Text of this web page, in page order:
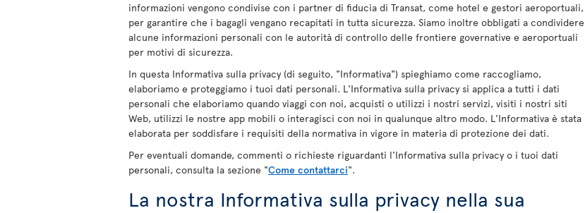
informazioni vengono condivise con i partner di fiducia di Transat, come hotel e gestori aeroportuali,
per garantire che i bagagli vengano recapitati in tutta sicurezza. Siamo inoltre obbligati a condividere
alcune informazioni personali con le autorità di controllo delle frontiere governative e aeroportuali
per motivi di sicurezza.
In questa Informativa sulla privacy (di seguito, "Informativa") spieghiamo come raccogliamo,
elaboriamo e proteggiamo i tuoi dati personali. L'Informativa sulla privacy si applica a tutti i dati
personali che elaboriamo quando viaggi con noi, acquisti o utilizzi i nostri servizi, visiti i nostri siti
Web, utilizzi le nostre app mobili o interagisci con noi in qualunque altro modo. L'Informativa è stata
elaborata per soddisfare i requisiti della normativa in vigore in materia di protezione dei dati.
Per eventuali domande, commenti o richieste riguardanti l'Informativa sulla privacy o i tuoi dati
personali, consulta la sezione "Come contattarci".
La nostra Informativa sulla privacy nella sua